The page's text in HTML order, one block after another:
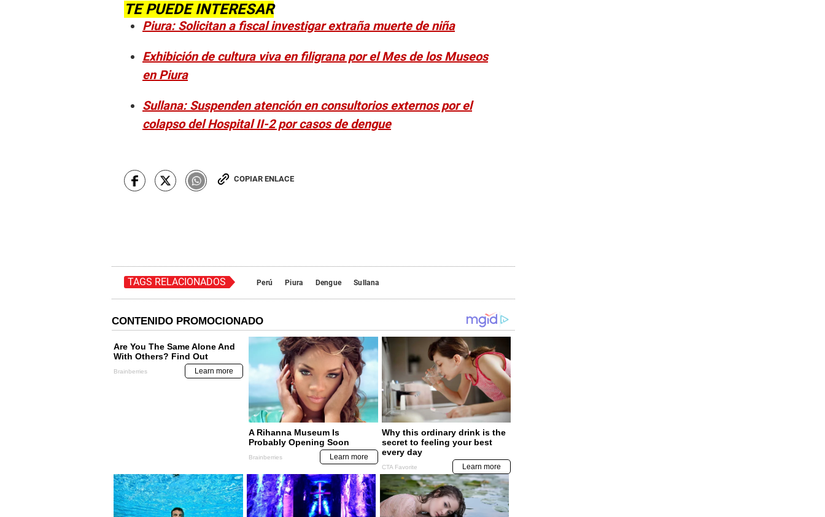
TE PUEDE INTERESAR
Piura: Solicitan a fiscal investigar extraña muerte de niña
Exhibición de cultura viva en filigrana por el Mes de los Museos
en Piura
Sullana: Suspenden atención en consultorios externos por el
colapso del Hospital II-2 por casos de dengue
COPIAR ENLACE
TAGS RELACIONADOS Perú Piura Dengue Sullana